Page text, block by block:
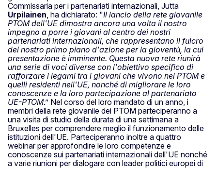
Commissaria per i partenariati internazionali, Jutta
Urpilainen, ha dichiarato: "Il lancio della rete giovanile
PTOM dell'UE dimostra ancora una volta il nostro
impegno a porre i giovani al centro dei nostri
partenariati internazionali, che rappresentano il fulcro
del nostro primo piano d'azione per la gioventù, la cui
presentazione è imminente. Questa nuova rete riunirà
una serie di voci diverse con l'obiettivo specifico di
rafforzare i legami tra i giovani che vivono nei PTOM e
quelli residenti nell'UE, nonché di migliorare le loro
conoscenze e la loro partecipazione al partenariato
UE-PTOM.” Nel corso del loro mandato di un anno, i
membri della rete giovanile dei PTOM parteciperanno a
una visita di studio della durata di una settimana a
Bruxelles per comprendere meglio il funzionamento delle
istituzioni dell'UE. Parteciperanno inoltre a quattro
webinar per approfondire le loro competenze e
conoscenze sui partenariati internazionali dell'UE nonché
a varie riunioni per dialogare con leader politici europei di